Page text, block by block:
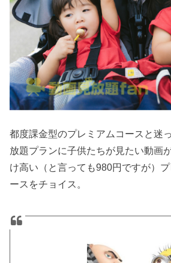
都度課金型のプレミアムコースと迷
放題プランに子供たちが見たい動画
け高い（と言っても980円ですが）
ースをチョイス。